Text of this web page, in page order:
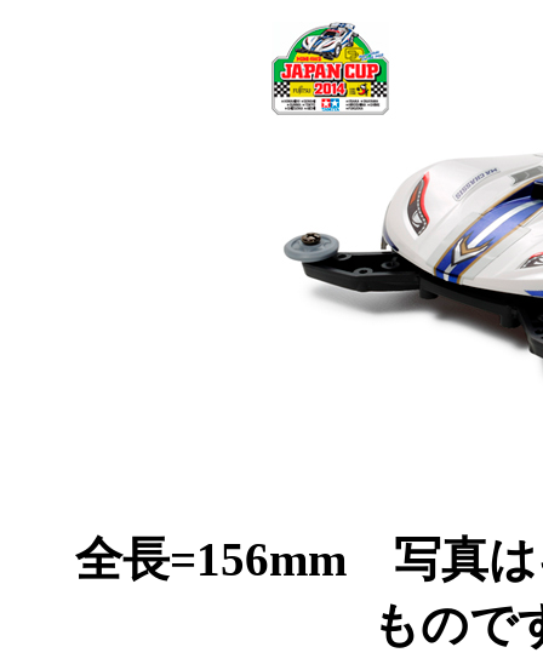
全長=156mm 写真
もので